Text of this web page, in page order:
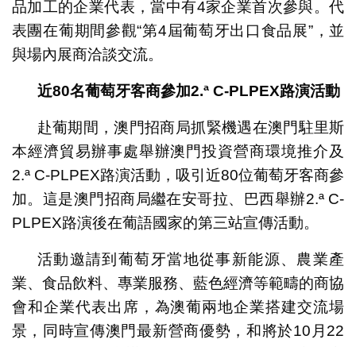
品加工的企業代表，當中有4家企業首次參與。代
表團在葡期間參觀“第4屆葡萄牙出口食品展”，並
與場內展商洽談交流。
近80名葡萄牙客商參加2.ª C-PLPEX路演活動
赴葡期間，澳門招商局抓緊機遇在澳門駐里斯
本經濟貿易辦事處舉辦澳門投資營商環境推介及
2.ª C-PLPEX路演活動，吸引近80位葡萄牙客商參
加。這是澳門招商局繼在安哥拉、巴西舉辦2.ª C-
PLPEX路演後在葡語國家的第三站宣傳活動。
活動邀請到葡萄牙當地從事新能源、農業產
業、食品飲料、專業服務、藍色經濟等範疇的商協
會和企業代表出席，為澳葡兩地企業搭建交流場
景，同時宣傳澳門最新營商優勢，和將於10月22